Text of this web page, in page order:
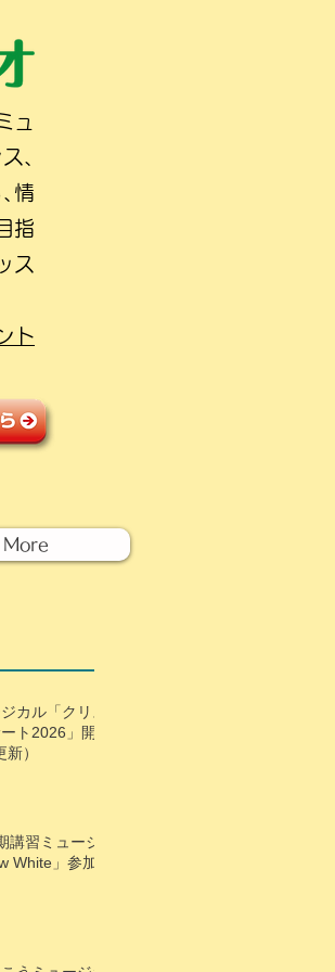
ュ
､
情
指
ス
ト
More
カル「クリス
ト2026」開
）
講習ミュージ
White」参加